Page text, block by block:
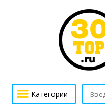
Категории